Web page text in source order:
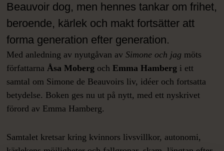
Beauvoir dog, men hennes tankar om frihet,
beroende, kärlek och makt fortsätter att
forma generation efter generation.
Med anledning av nyutgåvan avSimone och jag möts
författarnaÅsa Moberg ochEmma Hamberg i ett
samtal om Simone de Beauvoirs liv, idéer och fortsatta
betydelse. Boken ges nu ut på nytt, med ett nyskrivet
förord av Emma Hamberg.
Samtalet kretsar kring kvinnors livsvillkor, autonomi,